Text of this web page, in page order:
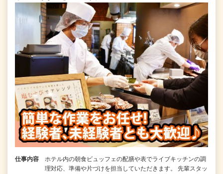
仕事内容
ホテル内の朝食ビュッフェの配膳や表でライブキッチンの調
理対応、準備や片づけを担当していただきます。 先輩スタッ